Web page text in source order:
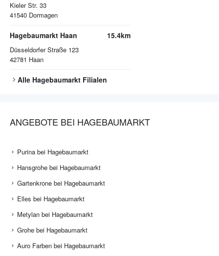
Kieler Str. 33
41540 Dormagen
Hagebaumarkt Haan
Düsseldorfer Straße 123
42781 Haan
15.4km
Alle Hagebaumarkt Filialen
ANGEBOTE BEI HAGEBAUMARKT
Purina bei Hagebaumarkt
Hansgrohe bei Hagebaumarkt
Gartenkrone bei Hagebaumarkt
Elles bei Hagebaumarkt
Metylan bei Hagebaumarkt
Grohe bei Hagebaumarkt
Auro Farben bei Hagebaumarkt